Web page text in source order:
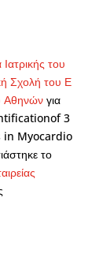
του
Σχολή του Ε
Αθηνώνγια
3
in Myocardio
το